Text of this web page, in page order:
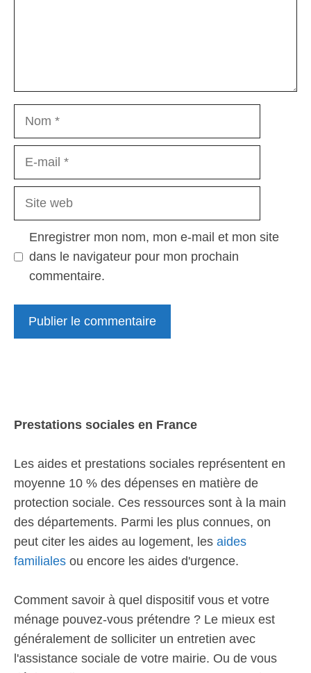
Nom
Site
Enregistrer mon nom, mon e-mail et mon site
dans le navigateur pour mon prochain
commentaire.
Prestations sociales en France
Les aides et prestations sociales représentent en
moyenne 10 % des dépenses en matière de
protection sociale. Ces ressources sont à la main
des départements. Parmi les plus connues, on
peut citer les aides au logement, les aides
familiales ou encore les aides d'urgence.
Comment savoir à quel dispositif vous et votre
ménage pouvez-vous prétendre ? Le mieux est
généralement de solliciter un entretien avec
l'assistance sociale de votre mairie. Ou de vous